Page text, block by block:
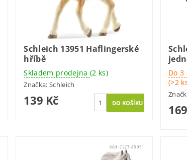
Schleich 13951 Haflingerské
hříbě
Skladem prodejna (2 ks)
Značka:Schleich
139 Kč
Do
(>2
Kód:CLCT-88951